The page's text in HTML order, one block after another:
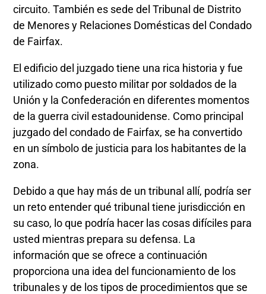
circuito. También es sede del Tribunal de Distrito
de Menores y Relaciones Domésticas del Condado
de Fairfax.
El edificio del juzgado tiene una rica historia y fue
utilizado como puesto militar por soldados de la
Unión y la Confederación en diferentes momentos
de la guerra civil estadounidense. Como principal
juzgado del condado de Fairfax, se ha convertido
en un símbolo de justicia para los habitantes de la
zona.
Debido a que hay más de un tribunal allí, podría ser
un reto entender qué tribunal tiene jurisdicción en
su caso, lo que podría hacer las cosas difíciles para
usted mientras prepara su defensa. La
información que se ofrece a continuación
proporciona una idea del funcionamiento de los
tribunales y de los tipos de procedimientos que se